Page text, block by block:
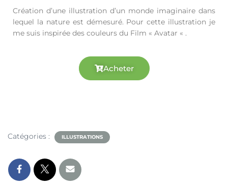
Création d’une illustration d’un monde imaginaire dans
lequel la nature est démesuré. Pour cette illustration je
me suis inspirée des couleurs du Film « Avatar « .
Acheter
Catégories : ILLUSTRATIONS